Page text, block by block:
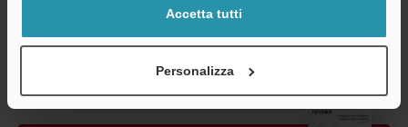
Accetta tutti
Personalizza